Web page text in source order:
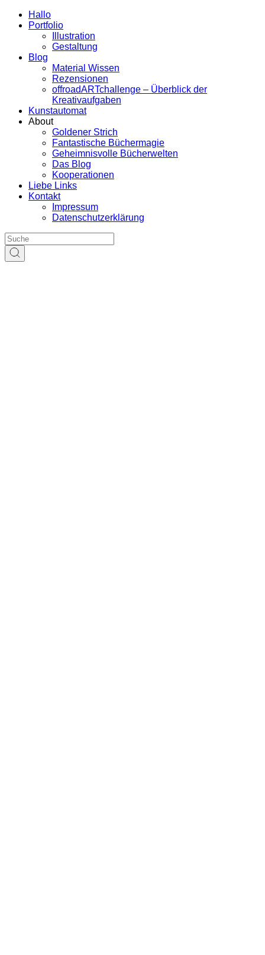
Hallo
Portfolio
Illustration
Gestaltung
Blog
Material Wissen
Rezensionen
offroadARTchallenge – Überblick der
Kreativaufgaben
Kunstautomat
About
Goldener Strich
Fantastische Büchermagie
Geheimnisvolle Bücherwelten
Das Blog
Kooperationen
Liebe Links
Kontakt
Impressum
Datenschutzerklärung